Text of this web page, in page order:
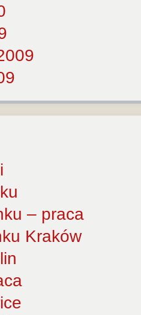
– praca
Kraków